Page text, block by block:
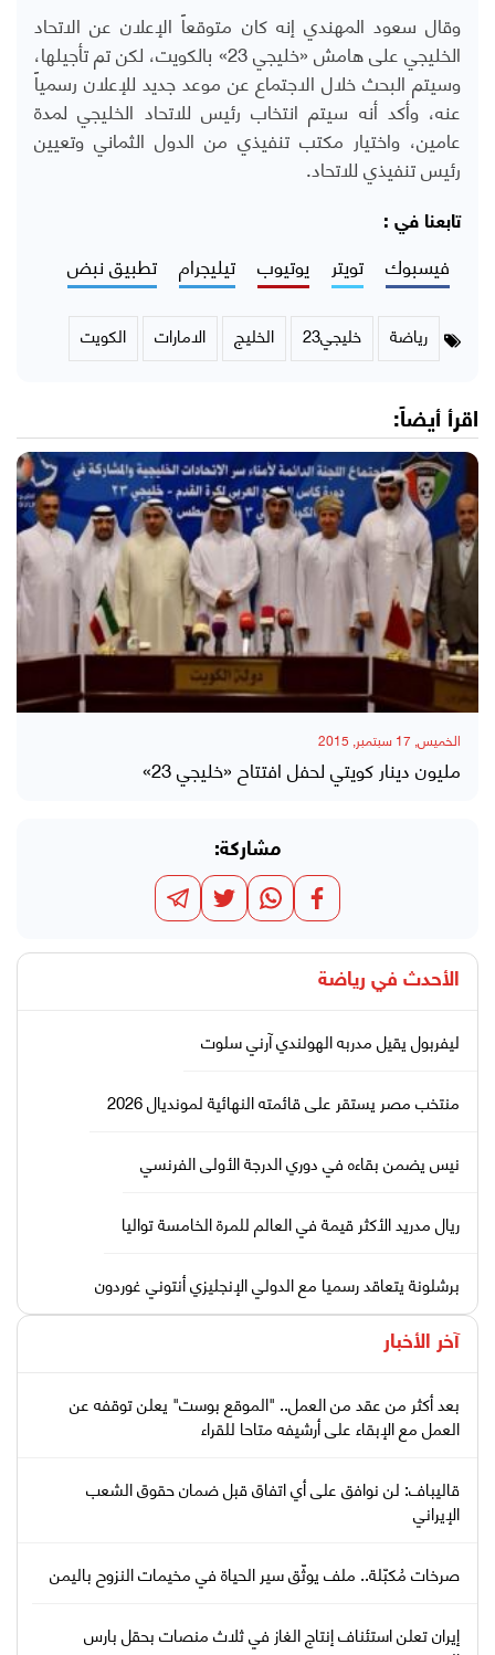
وقال سعود المهندي إنه كان متوقعاً الإعلان عن الاتحاد
الخليجي على هامش «خليجي 23» بالكويت، لكن تم تأجيلها،
وسيتم البحث خلال الاجتماع عن موعد جديد للإعلان رسمياً
عنه، وأكد أنه سيتم انتخاب رئيس للاتحاد الخليجي لمدة
عامين، واختيار مكتب تنفيذي من الدول الثماني وتعيين
رئيس تنفيذي للاتحاد.
تابعنا في :
فيسبوك تويتر يوتيوب تيليجرام تطبيق نبض
رياضة خليجي23 الخليج الامارات الكويت
اقرأ أيضاً:
الخميس, 17 سبتمبر, 2015
مليون دينار كويتي لحفل افتتاح «خليجي 23»
مشاركة:
الأحدث في رياضة
ليفربول يقيل مدربه الهولندي آرني سلوت
منتخب مصر يستقر على قائمته النهائية لمونديال 2026
نيس يضمن بقاءه في دوري الدرجة الأولى الفرنسي
ريال مدريد الأكثر قيمة في العالم للمرة الخامسة تواليا
برشلونة يتعاقد رسميا مع الدولي الإنجليزي أنتوني غوردون
آخر الأخبار
بعد أكثر من عقد من العمل.. "الموقع بوست" يعلن توقفه عن
العمل مع الإبقاء على أرشيفه متاحا للقراء
قاليباف: لن نوافق على أي اتفاق قبل ضمان حقوق الشعب
الإيراني
صرخات مُكبّلة.. ملف يوثّق سير الحياة في مخيمات النزوح باليمن
إيران تعلن استئناف إنتاج الغاز في ثلاث منصات بحقل بارس